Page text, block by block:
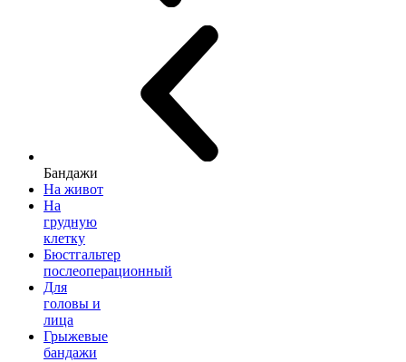
Бандажи
На живот
На
грудную
клетку
Бюстгальтер
послеоперационный
Для
головы и
лица
Грыжевые
бандажи